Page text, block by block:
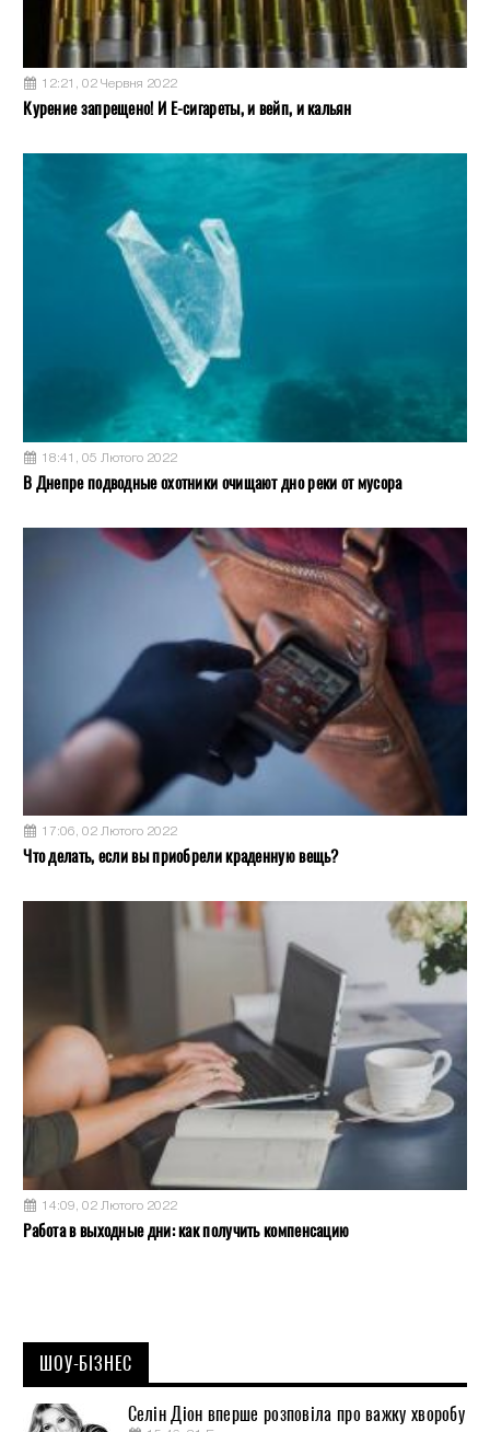
12:21, 02 Червня 2022
Курение запрещено! И Е-сигареты, и вейп, и кальян
18:41, 05 Лютого 2022
В Днепре подводные охотники очищают дно реки от мусора
17:06, 02 Лютого 2022
Что делать, если вы приобрели краденную вещь?
14:09, 02 Лютого 2022
Работа в выходные дни: как получить компенсацию
ШОУ-БІЗНЕС
Селін Діон вперше розповіла про важку хворобу